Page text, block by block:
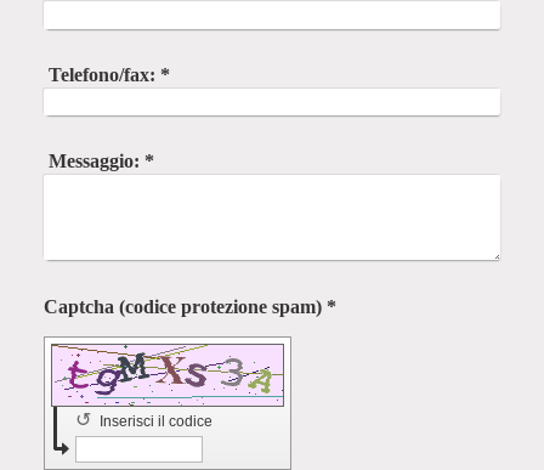
Telefono/fax: *
Messaggio: *
Captcha (codice protezione spam) *
Inserisci il codice
↺